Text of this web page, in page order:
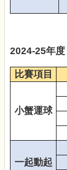
2024-25年度
比賽項目
小蟹運球
一起動起